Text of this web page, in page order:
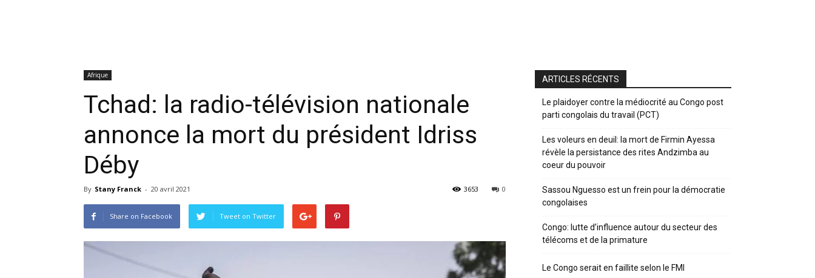
Afrique
Tchad: la radio-télévision nationale
annonce la mort du président Idriss
Déby
By Stany Franck - 20 avril 2021 0
3653
Share on Facebook Tweet on Twitter
ARTICLES RÉCENTS
Le plaidoyer contre la médiocrité au Congo post
parti congolais du travail (PCT)
Les voleurs en deuil: la mort de Firmin Ayessa
révèle la persistance des rites Andzimba au
coeur du pouvoir
Sassou Nguesso est un frein pour la démocratie
congolaises
Congo: lutte d’influence autour du secteur des
télécoms et de la primature
Le Congo serait en faillite selon le FMI